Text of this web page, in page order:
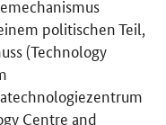
politischen Teil,
(Technology
Centre and